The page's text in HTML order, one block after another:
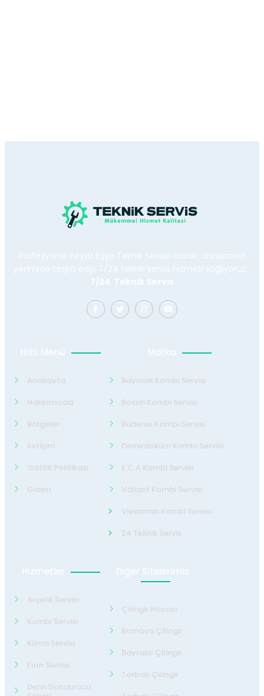
Profesyonel Beyaz Eşya Teknik Servisi olarak, arızalarınızı
yerinizde tespit edip 7/24 teknik servis hizmeti sağlıyoruz.
7/24 Teknik Servis
Hızlı Menü
Anasayfa
Hakkımızda
Bölgeler
İletişim
Gizlilik Politikası
Galeri
Marka
Baymak Kombi Servisi
Bosch Kombi Servisi
Buderus Kombi Servisi
Demirdöküm Kombi Servisi
E.C.A Kombi Servisi
Valiant Kombi Servisi
Viessman Kombi Servisi
24 Teknik Servis
Hizmetler
Arçelik Servisi
Kombi Servisi
Klima Servisi
Fırın Servisi
Derin Dondurucu
Diğer Sitelerimiz
Çilingir Hocası
Bornova Çilingir
Bayraklı Çilingir
Torbalı Çilingir